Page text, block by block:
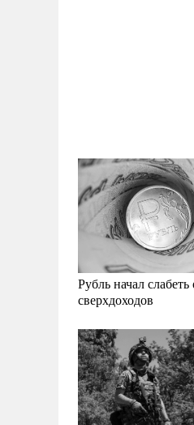
Рубль начал слабеть
сверхдоходов